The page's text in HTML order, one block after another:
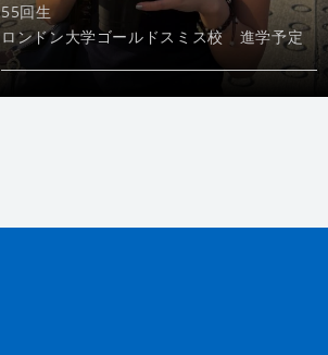
55回生
ロンドン大学ゴールドスミス校 進学予定